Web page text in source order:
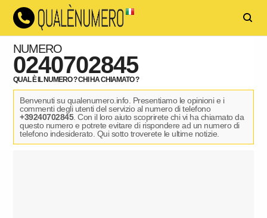
NUMERO
0240702845
QUAL È IL NUMERO ? CHI HA CHIAMATO ?
Benvenuti su qualenumero.info. Presentiamo le opinioni e i
commenti degli utenti del servizio al numero di telefono
+39240702845. Con il loro aiuto scoprirete chi vi ha chiamato da
questo numero e potrete evitare di rispondere ad un numero di
telefono indesiderato. Qui sotto troverete le ultime notizie.